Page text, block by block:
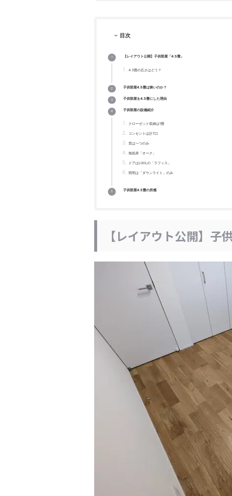
目次
【レイアウト公開】子供部屋「4.5畳」
4.5畳の広さはどう？
子供部屋4.5畳は狭いのか？
子供部屋を4.5畳にした理由
子供部屋の設備紹介
クローゼット収納は1畳
コンセントは計7口
窓は一つのみ
無垢床「オーク」
ドアはLIXILの「ラフィス」
照明は「ダウンライト」のみ
子供部屋4.5畳の所感
【レイアウト公開】子